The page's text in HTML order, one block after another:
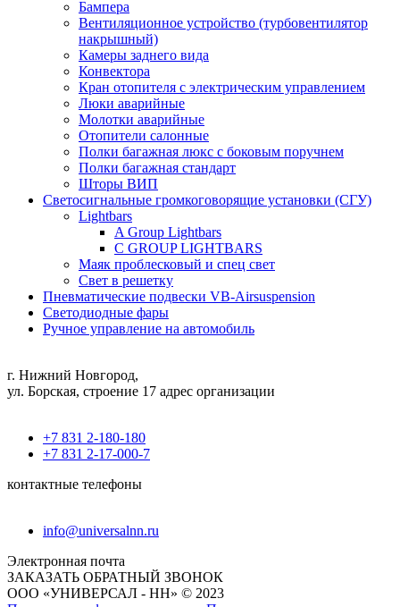
Бампера
Вентиляционное устройство (турбовентилятор
накрышный)
Камеры заднего вида
Конвектора
Кран отопителя с электрическим управлением
Люки аварийные
Молотки аварийные
Отопители салонные
Полки багажная люкс с боковым поручнем
Полки багажная стандарт
Шторы ВИП
Светосигнальные громкоговорящие установки (СГУ)
Lightbars
A Group Lightbars
C GROUP LIGHTBARS
Маяк проблесковый и спец свет
Свет в решетку
Пневматические подвески VB-Airsuspension
Светодиодные фары
Ручное управление на автомобиль
г. Нижний Новгород,
ул. Борская, строение 17 адрес организации
+7 831 2-180-180
+7 831 2-17-000-7
контактные телефоны
info@universalnn.ru
Электронная почта
ЗАКАЗАТЬ ОБРАТНЫЙ ЗВОНОК
ООО «УНИВЕРСАЛ - НН» © 2023